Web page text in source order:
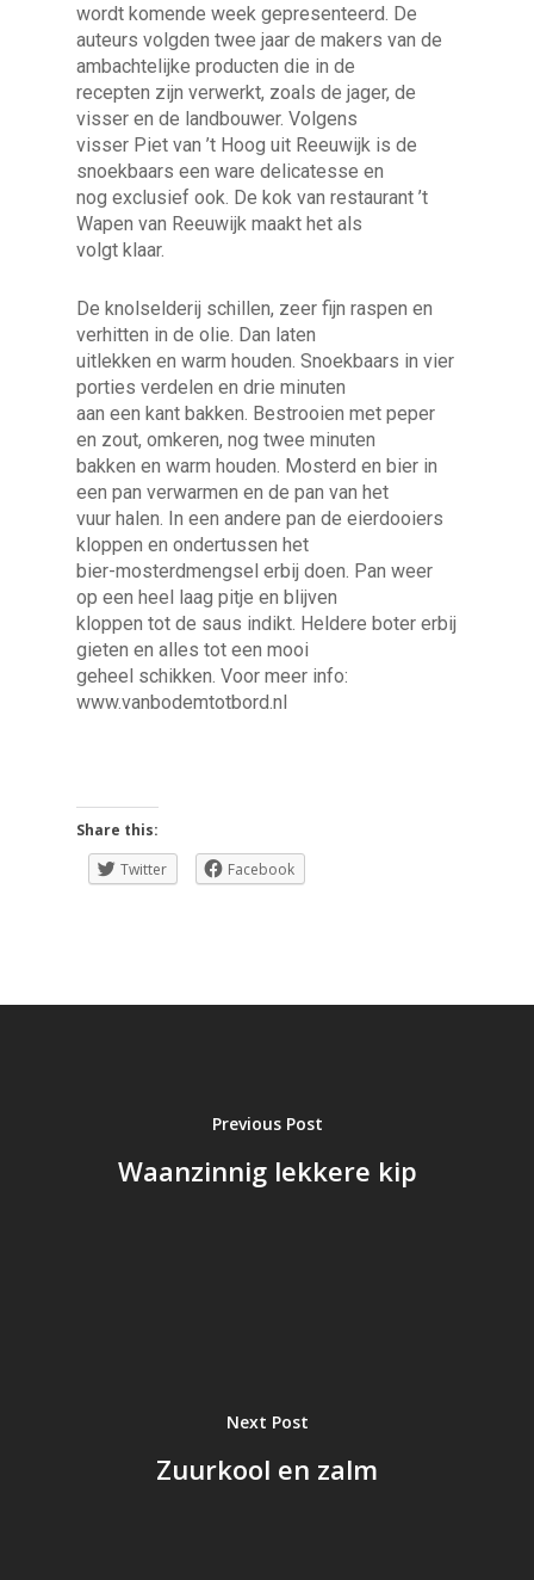
wordt komende week gepresenteerd. De
auteurs volgden twee jaar de makers van de
ambachtelijke producten die in de
recepten zijn verwerkt, zoals de jager, de
visser en de landbouwer. Volgens
visser Piet van ’t Hoog uit Reeuwijk is de
snoekbaars een ware delicatesse en
nog exclusief ook. De kok van restaurant ’t
Wapen van Reeuwijk maakt het als
volgt klaar.
De knolselderij schillen, zeer fijn raspen en
verhitten in de olie. Dan laten
uitlekken en warm houden. Snoekbaars in vier
porties verdelen en drie minuten
aan een kant bakken. Bestrooien met peper
en zout, omkeren, nog twee minuten
bakken en warm houden. Mosterd en bier in
een pan verwarmen en de pan van het
vuur halen. In een andere pan de eierdooiers
kloppen en ondertussen het
bier-mosterdmengsel erbij doen. Pan weer
op een heel laag pitje en blijven
kloppen tot de saus indikt. Heldere boter erbij
gieten en alles tot een mooi
geheel schikken. Voor meer info:
www.vanbodemtotbord.nl
Share this:
Twitter
Facebook
Previous Post
Waanzinnig lekkere kip
Next Post
Zuurkool en zalm